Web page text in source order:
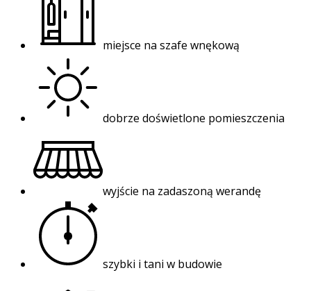
miejsce na szafe wnękową
dobrze doświetlone pomieszczenia
wyjście na zadaszoną werandę
szybki i tani w budowie